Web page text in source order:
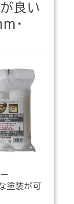
良い
・
塗装が可